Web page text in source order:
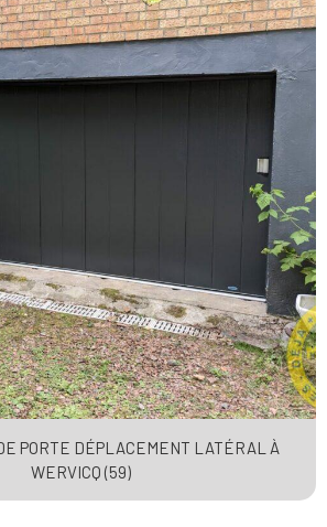
PORTE DÉPLACEMENT LATÉRAL À
WERVICQ (59)